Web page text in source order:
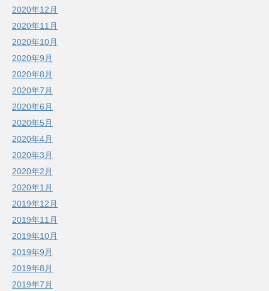
2020年12月
2020年11月
2020年10月
2020年9月
2020年8月
2020年7月
2020年6月
2020年5月
2020年4月
2020年3月
2020年2月
2020年1月
2019年12月
2019年11月
2019年10月
2019年9月
2019年8月
2019年7月